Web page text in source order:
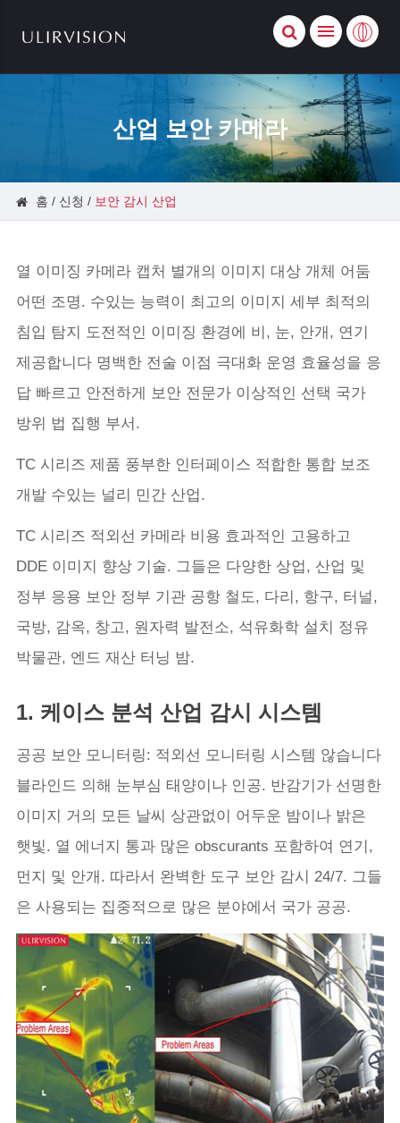
산업 보안 카메라
홈 신청 보안 감시 산업
열 이미징 카메라 캡처 별개의 이미지 대상 개체 어둠
어떤 조명. 수있는 능력이 최고의 이미지 세부 최적의
침입 탐지 도전적인 이미징 환경에 비, 눈, 안개, 연기
제공합니다 명백한 전술 이점 극대화 운영 효율성을 응
답 빠르고 안전하게 보안 전문가 이상적인 선택 국가
방위 법 집행 부서.
TC 시리즈 제품 풍부한 인터페이스 적합한 통합 보조
개발 수있는 널리 민간 산업.
TC 시리즈 적외선 카메라 비용 효과적인 고용하고
DDE 이미지 향상 기술. 그들은 다양한 상업, 산업 및
정부 응용 보안 정부 기관 공항 철도, 다리, 항구, 터널,
국방, 감옥, 창고, 원자력 발전소, 석유화학 설치 정유
박물관, 엔드 재산 터닝 밤.
1. 케이스 분석 산업 감시 시스템
공공 보안 모니터링: 적외선 모니터링 시스템 않습니다
블라인드 의해 눈부심 태양이나 인공. 반감기가 선명한
이미지 거의 모든 날씨 상관없이 어두운 밤이나 밝은
햇빛. 열 에너지 통과 많은 obscurants 포함하여 연기,
먼지 및 안개. 따라서 완벽한 도구 보안 감시 24/7. 그들
은 사용되는 집중적으로 많은 분야에서 국가 공공.